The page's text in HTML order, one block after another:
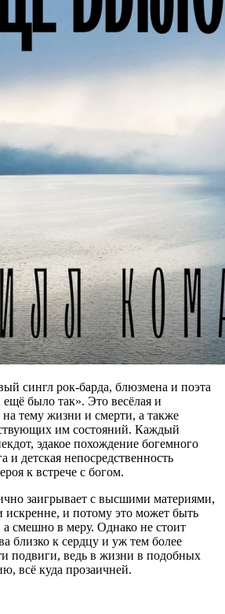
сингл рок-барда, блюзмена и поэта
было так». Это весёлая и
на тему жизни и смерти, а также
им состояний. Каждый
эдакое похождение богемного
и детская непосредственность
к встрече с богом.
заигрывает с высшими материями,
искренне, и потому это может быть
смешно в меру. Однако не стоит
близко к сердцу и уж тем более
подвиги, ведь в жизни в подобных
всё куда прозаичней.